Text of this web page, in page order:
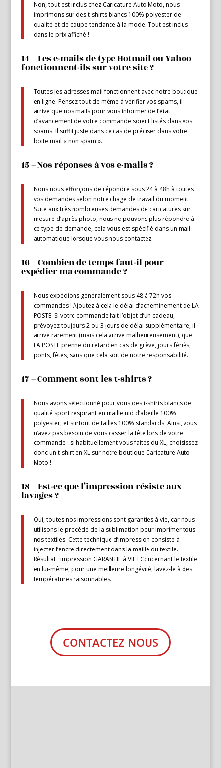
Non, tout est inclus chez Caricature Auto Moto, nous
imprimons sur des t-shirts blancs 100% polyester de
qualité et de coupe tendance à la mode. Tout est inclus
dans le prix affiché !
14 – Les e-mails de type Hotmail ou Yahoo
fonctionnent-ils sur votre site ?
Toutes les adresses mail fonctionnent avec notre boutique
en ligne. Pensez tout de même à vérifier vos spams, il
arrive que nos mails pour vous informer de l’état
d’avancement de votre commande soient listés dans vos
spams. Il suffit juste dans ce cas de préciser dans votre
boite mail « non spam ».
15 – Nos réponses à vos e-mails ?
Nous nous efforçons de répondre sous 24 à 48h à toutes
vos demandes selon notre chage de travail du moment.
Suite aux très nombreuses demandes de caricatures sur
mesure d’après photo, nous ne pouvons plus répondre à
ce type de demande, cela vous est spécifié dans un mail
automatique lorsque vous nous contactez.
16 – Combien de temps faut-il pour
expédier ma commande ?
Nous expédions généralement sous 48 à 72h vos
commandes ! Ajoutez à cela le délai d’acheminement de LA
POSTE. Si votre commande fait l’objet d’un cadeau,
prévoyez toujours 2 ou 3 jours de délai supplémentaire, il
arrive rarement (mais cela arrive malheureusement), que
LA POSTE prenne du retard en cas de grève, jours fériés,
ponts, fêtes, sans que cela soit de notre responsabilité.
17 – Comment sont les t-shirts ?
Nous avons sélectionné pour vous des t-shirts blancs de
qualité sport respirant en maille nid d’abeille 100%
polyester, et surtout de tailles 100% standards. Ainsi, vous
n’avez pas besoin de vous casser la tête lors de votre
commande : si habituellement vous faites du XL, choisissez
donc un t-shirt en XL sur notre boutique Caricature Auto
Moto !
18 – Est-ce que l’impression résiste aux
lavages ?
Oui, toutes nos impressions sont garanties à vie, car nous
utilisons le procédé de la sublimation pour imprimer tous
nos textiles. Cette technique d’impression consiste à
injecter l’encre directement dans la maille du textile.
Résultat : impression GARANTIE à VIE ! Concernant le textile
en lui-même, pour une meilleure longévité, lavez-le à des
températures raisonnables.
CONTACTEZ NOUS